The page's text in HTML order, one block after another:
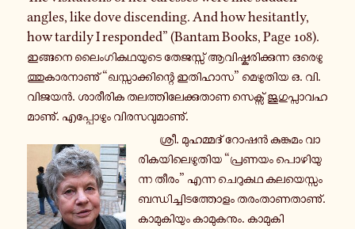
angles, like dove discending. And how hesitantly,
how tardily I responded” (Bantam Books, Page 108).
ഇ­ങ്ങ­നെ ലൈം­ഗി­ക­ഥ­യു­ടെ തേ­ജ­സ്സ് ആ­വി­ഷ്ക­രി­ക്കു­ന്ന ഒ­രെ­ഴു­
ത്തു­കാ­ര­നാ­ണു് “ഖ­സ്സാ­ക്കി­ന്റെ ഇ­തി­ഹാ­സ” മെ­ഴു­തി­യ ഒ. വി.
വിജയൻ. ശാ­രീ­രി­ക ത­ല­ത്തി­ലേ­ക്കു­താ­ണ സെ­ക്സ് ജു­ഗു­പ്സാ­വ­ഹ­
മാ­ണു്. എ­പ്പോ­ഴും വി­ര­സ­വു­മാ­ണു്.
ശ്രീ. മു­ഹ­മ്മ­ദ് റോഷൻ കു­ങ്കു­മം വാ­
രി­ക­യി­ലെ­ഴു­തി­യ “പ്ര­ണ­യം പൊ­ഴി­യു­
ന്ന തീരം” എന്ന ചെ­റു­ക­ഥ ക­ല­യെ­സ്സം­
ബ­ന്ധി­ച്ചി­ട­ത്തോ­ളം ത­രം­താ­ണ­താ­ണു്.
കാ­മു­കി­യും കാ­മു­ക­നും. കാ­മു­കി